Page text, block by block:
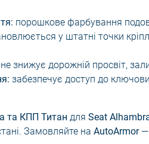
порошкове фарбування
у штатні точки
не знижує дорожній просвіт,
забезпечує доступ до
та КПП Титан для Seat
Замовляйте на AutoArmor—